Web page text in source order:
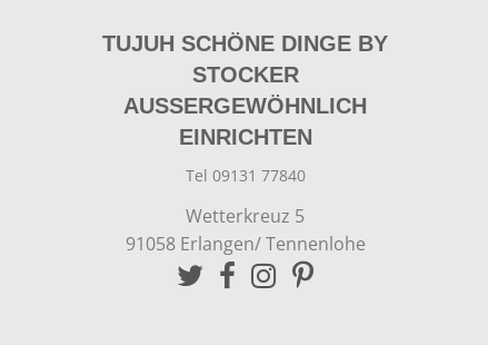
TUJUH SCHÖNE DINGE BY
STOCKER
AUSSERGEWÖHNLICH E
INRICHTEN
Tel 09131 77840
Wetterkreuz 5
91058 Erlangen/ Tennenlohe